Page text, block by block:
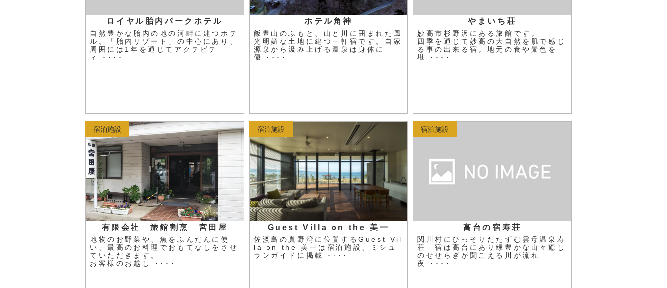
ロイヤル胎内パークホテル
自然豊かな胎内の地の河畔に建つホテ
ル。「胎内リゾート」の中心にあり、
周囲には1年を通じてアクテビテ
ィ ････
ホテル角神
飯豊山のふもと、山と川に囲まれた風
光明媚な土地に建つ一軒宿です。自家
源泉から汲み上げる温泉は身体に
優 ････
やまいち荘
妙高市杉野沢にある旅館です。
四季を通じて妙高の大自然を肌で感じ
る事の出来る宿。地元の食や景色を
堪 ････
有限会社 旅館割烹 宮田屋
地物のお野菜や、魚をふんだんに使
い、最高のお料理でおもてなしをさせ
ていただきます。
お客様のお越し ････
宿泊施設
Guest Villa on the 美一
佐渡島の真野湾に位置するGuest Vil
la on the 美一は宿泊施設、ミシュ
ランガイドに掲載 ････
宿泊施設
高台の宿寿荘
関川村にひっそりたたずむ雲母温泉寿
荘 宿は高台にあり緑豊かな山々癒し
のせせらぎが聞こえる川が流れ
夜 ････
宿泊施設